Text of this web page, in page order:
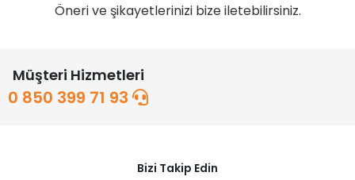
Öneri ve şikayetlerinizi bize iletebilirsiniz.
Müşteri Hizmetleri
0 850 399 71 93
Bizi Takip Edin